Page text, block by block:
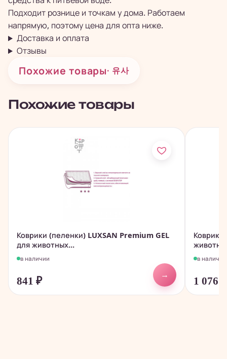
Подходит рознице и точкам у дома. Работаем
напрямую, поэтому цена для опта ниже.
Доставка и оплата
Отзывы
Похожие товары· 유사
Похожие товары
Коврики (пеленки) LUXSAN Premium GEL
для животных...
в наличии
841 ₽
→
Коврики
в наличии
1 076